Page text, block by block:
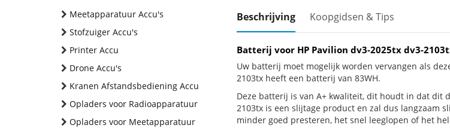
Meetapparatuur Accu's
Stofzuiger Accu's
Printer Accu
Drone Accu's
Kranen Afstandsbediening Accu
Opladers voor Radioapparatuur
Opladers voor Meetapparatuur
Beschrijving Koopgidsen & Tips
Batterij voor HP Pavilion dv3-2025tx dv3-
Uw batterij moet mogelijk worden vervangen als
2103tx heeft een batterij van 83WH.
Deze batterij is van A+ kwaliteit, dit houdt in dat dit
2103tx is een slijtage product en zal dus langzaam
minder goed presteren, het snel leeglopen of het